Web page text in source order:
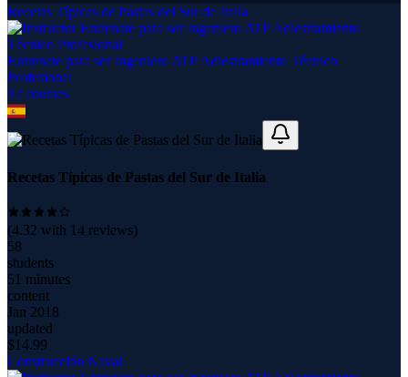
Recetas Típicas de Pastas del Sur de Italia
Entrenate para ser Ingeniero ATP Adiestramiento Técnico
Profesional
12 courses
Recetas Típicas de Pastas del Sur de Italia
(4.32 with 14 reviews)
58
students
51 minutes
content
Jan 2018
updated
$14.99
Construcción Naval